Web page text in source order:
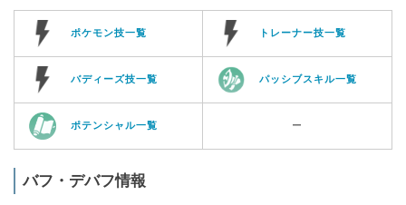
ポケモン技一覧 トレーナー技一覧
バディーズ技一覧 パッシブスキル一覧
ポテンシャル一覧 ー
バフ・デバフ情報